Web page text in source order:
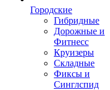
Городские
Гибридные
Дорожные и
Фитнесс
Круизеры
Складные
Фиксы и
Синглспид